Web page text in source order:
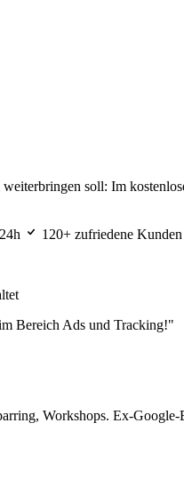
soll: Im
120+ zufriedene Kunden
Bereich Ads und Tracking!"
Workshops. Ex-Google-